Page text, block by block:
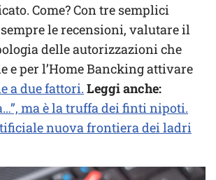
Come? Con tre semplici
le recensioni, valutare il
delle autorizzazioni che
e per l’Home Bancking attivare
a due fattori. Leggi anche:
ma è la truffa dei finti nipoti.
nuova frontiera dei ladri